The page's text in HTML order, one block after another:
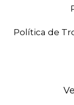
Política de